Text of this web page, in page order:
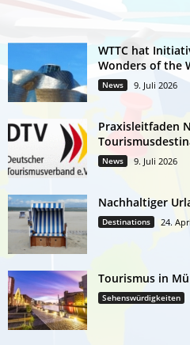
WTTC hat
Wonders of the
News 9. Juli 2026
Praxisleitfaden
News 9. Juli 2026
Nachhaltiger
Destinations 24.
Tourismus in
Sehenswürdigkeiten